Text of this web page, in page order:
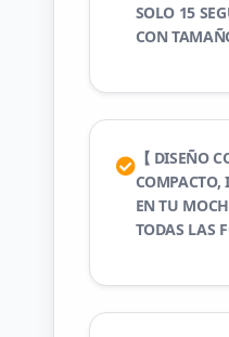
SOLO 15
CON
【 DISEÑO
COMPACTO,
EN TU
TODAS LAS